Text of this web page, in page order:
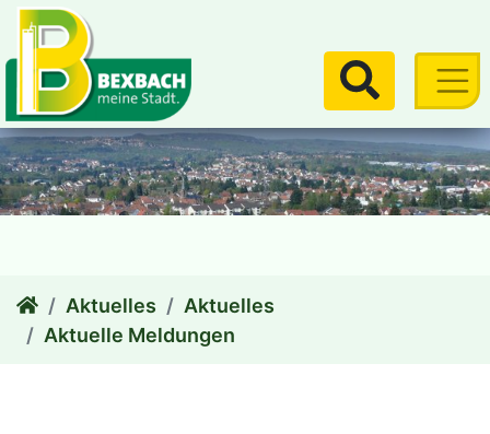
zum Inhalt
Suchen
Aktuelles
Aktuelles
Aktuelle Meldungen